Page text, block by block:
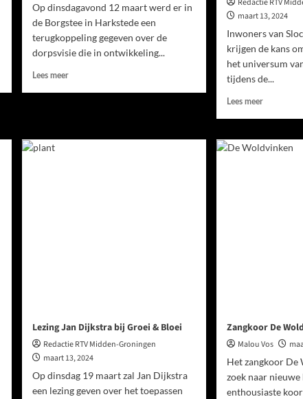
Op dinsdagavond 12 maart werd er in
de Borgstee in Harkstede een
terugkoppeling gegeven over de
dorpsvisie die in ontwikkeling...
Lees meer
Redactie RTV
maart 13, 2024
Inwoners van
krijgen de kans
het universum
tijdens de...
Lees meer
Lezing Jan Dijkstra bij Groei & Bloei
Redactie RTV Midden-Groningen
maart 13, 2024
Op dinsdag 19 maart zal Jan Dijkstra
een lezing geven over het toepassen
Zangkoor De
Malou Vos
Het zangkoor De
zoek naar
enthousiaste